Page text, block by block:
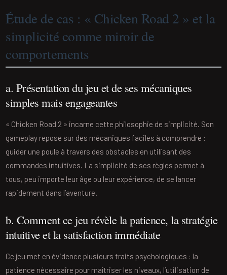
Étude de cas : « Chicken Road 2 » et la
simplicité comme miroir de
comportements
a. Présentation du jeu et de ses mécaniques
simples mais engageantes
« Chicken Road 2 » incarne cette philosophie de simplicité. Son
gameplay repose sur des mécaniques faciles à comprendre :
guider une poule à travers des obstacles en utilisant des
commandes intuitives. La simplicité de ses règles permet à
tous, peu importe leur âge ou leur expérience, de se lancer
rapidement dans l’aventure.
b. Comment ce jeu révèle la patience, la stratégie
intuitive et la satisfaction immédiate
Ce jeu met en évidence plusieurs traits psychologiques : la
patience nécessaire pour maîtriser les niveaux, l’utilisation de